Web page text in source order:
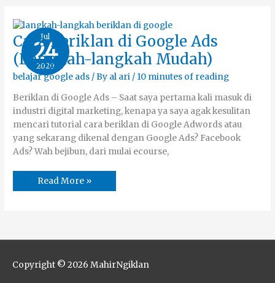
Jul
24
2020
Cara Beriklan di Google Ads
(Langkah-langkah Mudah)
belajar google ads / By al ari / 10 minutes of reading
Beriklan di Google Ads – Saat saya pertama kali masuk di
industri digital marketing, kenapa ya saya agak kesulitan
mencari tutorial cara beriklan di Google Adwords atau
yang sekarang dikenal dengan Google Ads? Facebook
Ads? Wah bejibun, dari mulai ecourse,
Cara
Beriklan
di
Google
Ads
(Langkah-
langkah
Mudah)
Read More »
Copyright © 2026 MahirNgiklan